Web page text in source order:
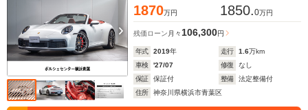
1870万円 1850.0万円
残価ローン 月々 106,300円
年式 2019年 走行 1.6万km
車検
'27/07 修復
なし
保証
保証付 整備
法定整備付
住所
神奈川県横浜市青葉区